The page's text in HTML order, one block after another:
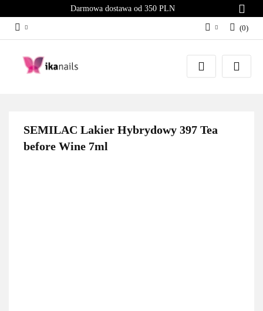
Darmowa dostawa od 350 PLN
Zaloguj się
Załóż konto
(0)
SEMILAC Lakier Hybrydowy 397 Tea
before Wine 7ml